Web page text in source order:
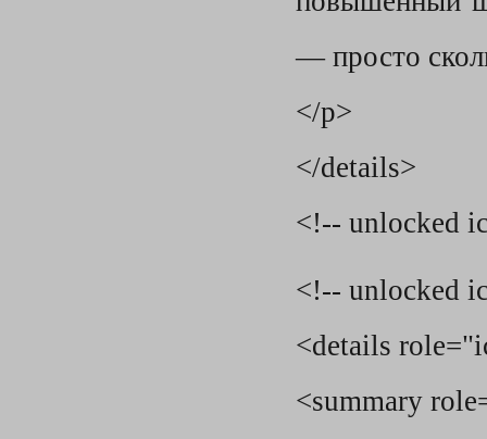
— просто
</p>
</details>
<!-- unlocked
<!-- unlocked
<details
<summary